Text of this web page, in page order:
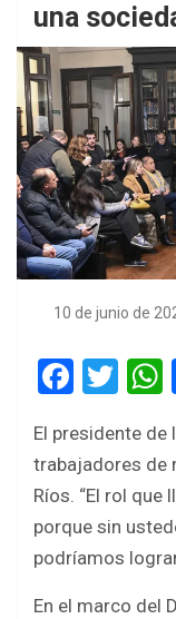
una
10 de junio de
F
ce
b
o
o
T
tt
er
El presidente de
trabajadores de
Ríos. “El rol que
porque sin
podríamos
En el marco del